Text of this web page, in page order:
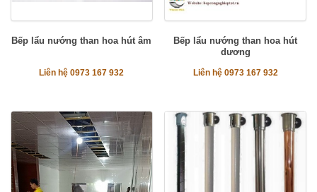
Bếp lẩu nướng than hoa hút âm
Liên hệ 0973 167 932
Bếp lẩu nướng than hoa hút
dương
Liên hệ 0973 167 932